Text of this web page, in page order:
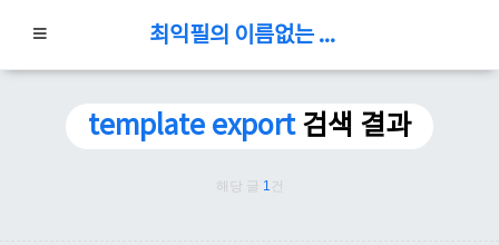
최익필의 이름없는 블로그
template export 검색 결과
해당 글 1 건